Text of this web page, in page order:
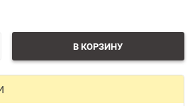
В КОРЗИНУ